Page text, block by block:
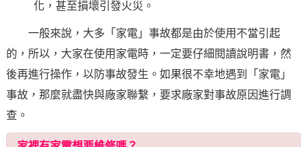
化，甚至損壞引發火災。
一般來說，大多「家電」事故都是由於使用不當引起
的，所以，大家在使用家電時，一定要仔細閱讀說明書，然
後再進行操作，以防事故發生。如果很不幸地遇到「家電」
事故，那麼就盡快與廠家聯繫，要求廠家對事故原因進行調
查。